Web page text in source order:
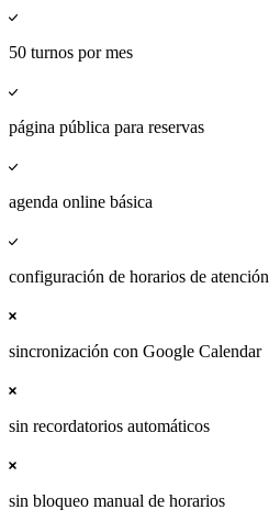
50 turnos por mes
página pública para reservas
agenda online básica
configuración de horarios de atención
sincronización con Google Calendar
sin recordatorios automáticos
sin bloqueo manual de horarios